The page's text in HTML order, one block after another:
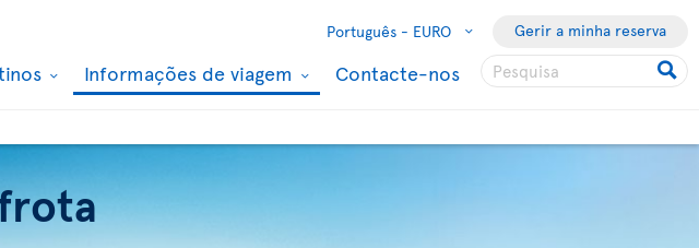
Português - EURO Gerir a minha reserva
Informações de viagem Contacte-nos